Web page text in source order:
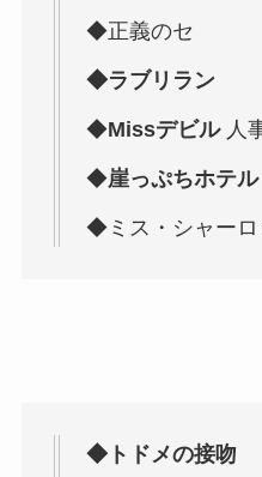
◆正義のセ
◆ラブリラン
◆Missデビル人
◆崖っぷちホテル
◆ミス・シャーロ
◆トドメの接吻